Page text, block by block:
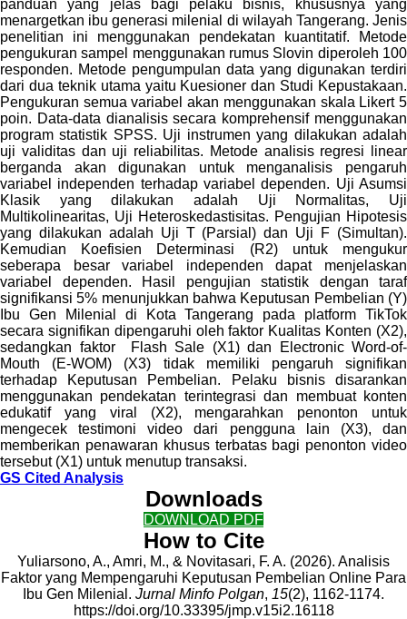
panduan yang jelas bagi pelaku bisnis, khususnya yang
menargetkan ibu generasi milenial di wilayah Tangerang. Jenis
penelitian ini menggunakan pendekatan kuantitatif. Metode
pengukuran sampel menggunakan rumus Slovin diperoleh 100
responden. Metode pengumpulan data yang digunakan terdiri
dari dua teknik utama yaitu Kuesioner dan Studi Kepustakaan.
Pengukuran semua variabel akan menggunakan skala Likert 5
poin. Data-data dianalisis secara komprehensif menggunakan
program statistik SPSS. Uji instrumen yang dilakukan adalah
uji validitas dan uji reliabilitas. Metode analisis regresi linear
berganda akan digunakan untuk menganalisis pengaruh
variabel independen terhadap variabel dependen. Uji Asumsi
Klasik yang dilakukan adalah Uji Normalitas, Uji
Multikolinearitas, Uji Heteroskedastisitas. Pengujian Hipotesis
yang dilakukan adalah Uji T (Parsial) dan Uji F (Simultan).
Kemudian Koefisien Determinasi (R2) untuk mengukur
seberapa besar variabel independen dapat menjelaskan
variabel dependen. Hasil pengujian statistik dengan taraf
signifikansi 5% menunjukkan bahwa Keputusan Pembelian (Y)
Ibu Gen Milenial di Kota Tangerang pada platform TikTok
secara signifikan dipengaruhi oleh faktor Kualitas Konten (X2),
sedangkan faktor Flash Sale (X1) dan Electronic Word-of-
Mouth (E-WOM) (X3) tidak memiliki pengaruh signifikan
terhadap Keputusan Pembelian. Pelaku bisnis disarankan
menggunakan pendekatan terintegrasi dan membuat konten
edukatif yang viral (X2), mengarahkan penonton untuk
mengecek testimoni video dari pengguna lain (X3), dan
memberikan penawaran khusus terbatas bagi penonton video
tersebut (X1) untuk menutup transaksi.
GS Cited Analysis
Downloads
DOWNLOAD PDF
How to Cite
Yuliarsono, A., Amri, M., & Novitasari, F. A. (2026). Analisis
Faktor yang Mempengaruhi Keputusan Pembelian Online Para
Ibu Gen Milenial. Jurnal Minfo Polgan, 15(2), 1162-1174.
https://doi.org/10.33395/jmp.v15i2.16118